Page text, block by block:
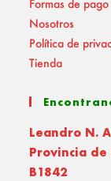
Formas de pago
Nosotros
Política de
Tienda
Leandro N.
Provincia de
B1842